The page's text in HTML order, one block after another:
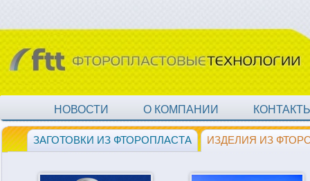
НОВОСТИ О КОМПАНИИ
ЗАГОТОВКИ ИЗ ФТОРОПЛАСТА ИЗДЕЛИЯ ИЗ